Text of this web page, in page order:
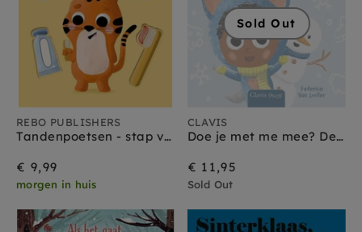
REBO PUBLISHERS
Tandenpoetsen - stap voor stap 0 jr+
€ 9,99
morgen in huis
Sold Out
CLAVIS
Doe je met me mee? De winter 1 jr+
€ 11,95
Sold Out